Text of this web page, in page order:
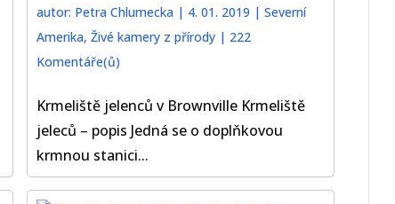
autor: Petra Chlumecka| 4. 01. 2019 | Severní
Amerika, Živé kamery z přírody| 222
Komentáře(ů)
Krmeliště jelenců v Brownville Krmeliště
jeleců – popis Jedná se o doplňkovou
krmnou stanici...